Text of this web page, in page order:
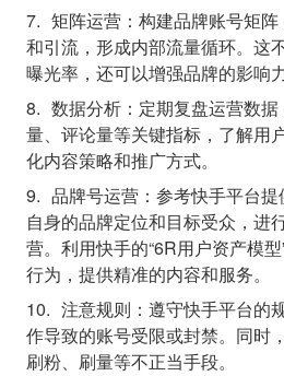
矩阵运营： 构建品牌账号矩
和引流，形成内部流量循环。这
曝光率，还可以增强品牌的影响
数据分析： 定期复盘运营数
量、评论量等关键指标，了解用
化内容策略和推广方式。
品牌号运营： 参考快手平台
自身的品牌定位和目标受众，进
营。利用快手的“6R用户资产模
行为，提供精准的内容和服务。
注意规则： 遵守快手平台的
作导致的账号受限或封禁。同时
刷粉、刷量等不正当手段。